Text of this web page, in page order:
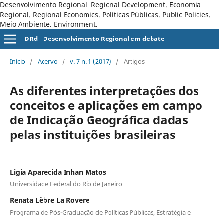
Desenvolvimento Regional. Regional Development. Economia
Regional. Regional Economics. Políticas Públicas. Public Policies.
Meio Ambiente. Environment.
DRd - Desenvolvimento Regional em debate
Início / Acervo / v. 7 n. 1 (2017) / Artigos
As diferentes interpretações dos
conceitos e aplicações em campo
de Indicação Geográfica dadas
pelas instituições brasileiras
Ligia Aparecida Inhan Matos
Universidade Federal do Rio de Janeiro
Renata Lèbre La Rovere
Programa de Pós-Graduação de Políticas Públicas, Estratégia e